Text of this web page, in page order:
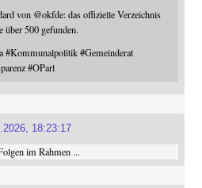
von @okfde: das offizielle Verzeichnis
über 500 gefunden.
#Kommunalpolitik #Gemeinderat
#OParl
18:23:17
im Rahmen ...